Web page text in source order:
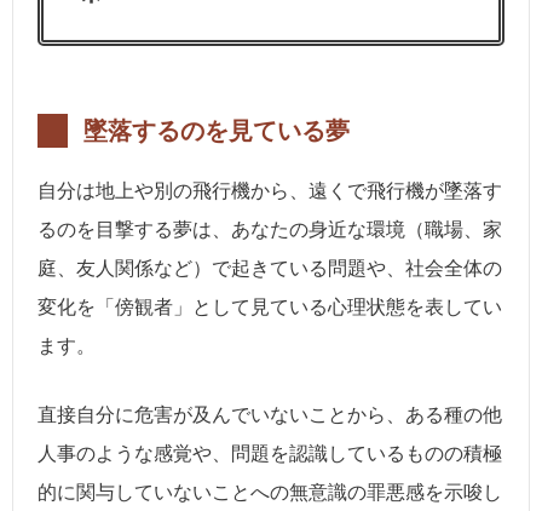
墜落するのを見ている夢
自分は地上や別の飛行機から、遠くで飛行機が墜落す
るのを目撃する夢は、あなたの身近な環境（職場、家
庭、友人関係など）で起きている問題や、社会全体の
変化を「傍観者」として見ている心理状態を表してい
ます。
直接自分に危害が及んでいないことから、ある種の他
人事のような感覚や、問題を認識しているものの積極
的に関与していないことへの無意識の罪悪感を示唆し